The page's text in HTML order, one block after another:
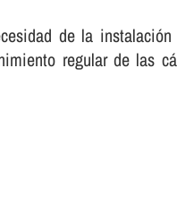
de la
regular de las